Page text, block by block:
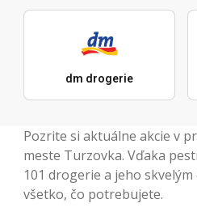
dm drogerie
Pozrite si aktuálne akcie v
meste Turzovka. Vďaka
101 drogerie a jeho
všetko, čo potrebujete.